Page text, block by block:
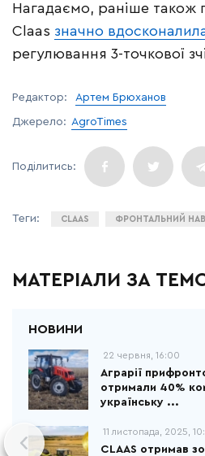
Нагадаємо, раніше також
Claas значно
регулювання 3-точкової
Редактор: Артем Брюханов
Джерело: AgroTimes
CLAAS ФРОНТАЛЬНИЙ
МАТЕРІАЛИ ЗА
22 червня, 16:00
Аграрії
отримали 40%
українську ...
11 листопада, 2025,
CLAAS отримав